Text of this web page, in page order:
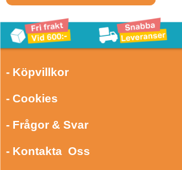
- Köpvillkor
- Cookies
- Frågor & Svar
- Kontakta Oss